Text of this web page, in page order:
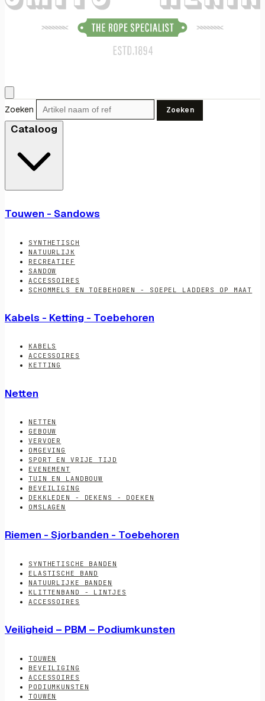
Zoeken Zoeken
Cataloog
Touwen - Sandows
SYNTHETISCH
NATUURLIJK
RECREATIEF
SANDOW
ACCESSOIRES
SCHOMMELS EN TOEBEHOREN - SOEPEL LADDERS OP MAAT
Kabels - Ketting - Toebehoren
KABELS
ACCESSOIRES
KETTING
Netten
NETTEN
GEBOUW
VERVOER
OMGEVING
SPORT EN VRIJE TIJD
EVENEMENT
TUIN EN LANDBOUW
BEVEILIGING
DEKKLEDEN - DEKENS - DOEKEN
OMSLAGEN
Riemen - Sjorbanden - Toebehoren
SYNTHETISCHE BANDEN
ELASTISCHE BAND
NATUURLIJKE BANDEN
KLITTENBAND - LINTJES
ACCESSOIRES
Veiligheid – PBM – Podiumkunsten
TOUWEN
BEVEILIGING
ACCESSOIRES
PODIUMKUNSTEN
TOUWEN